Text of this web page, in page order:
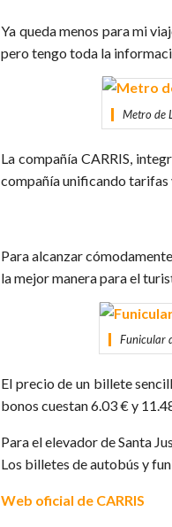
Ya queda menos para mi
pero tengo toda la
Metro de
La compañía CARRIS,
compañía unificando tarifas
Para alcanzar
la mejor manera para el
Funicular
El precio de un billete
bonos cuestan 6.03 € y
Para el elevador de Santa
Los billetes de autobús y
Web oficial de CARRIS